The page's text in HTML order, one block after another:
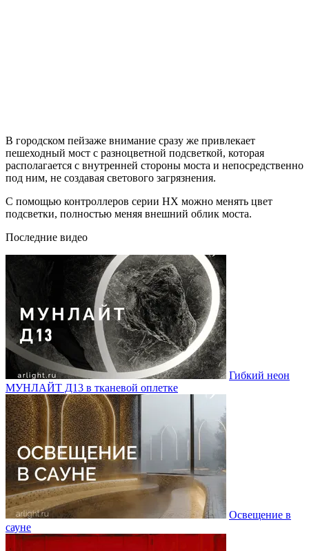
В городском пейзаже внимание сразу же привлекает
пешеходный мост с разноцветной подсветкой, которая
располагается с внутренней стороны моста и непосредственно
под ним, не создавая светового загрязнения.
С помощью контроллеров серии НХ можно менять цвет
подсветки, полностью меняя внешний облик моста.
Последние видео
Гибкий неон
МУНЛАЙТ Д13 в тканевой оплетке
Освещение в
сауне